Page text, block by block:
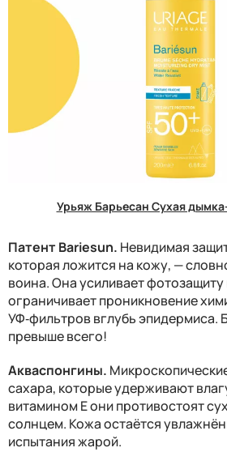
Урьяж Барьесан Сухая
Патент Bariesun. Невидимая
которая ложится на кожу, —
воина. Она усиливает фотозащиту
ограничивает проникновение
УФ‑фильтров вглубь эпидермиса.
превыше всего!
Акваспонгины.
сахара, которые удерживают
витамином E они противостоят
солнцем. Кожа остаётся
испытания жарой.